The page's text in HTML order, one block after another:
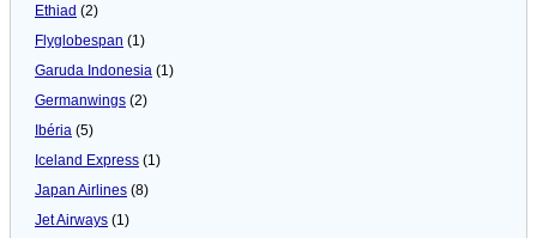
Ethiad (2)
Flyglobespan (1)
Garuda Indonesia (1)
Germanwings (2)
Ibéria (5)
Iceland Express (1)
Japan Airlines (8)
Jet Airways (1)